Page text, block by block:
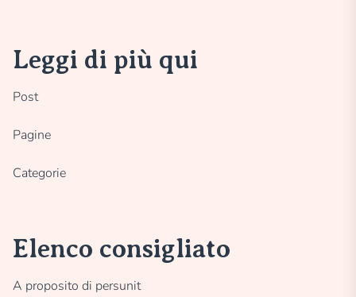
Leggi di più qui
Post
Pagine
Categorie
Elenco consigliato
A proposito di persunit